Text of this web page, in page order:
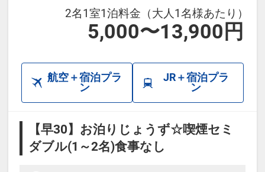
2名1室1泊料金（大人1名様あたり）
5,000〜13,900円
航空＋宿泊プラ
ン
JR＋宿泊プラ
ン
【早30】お泊りじょうず☆喫煙セミ
ダブル(1～2名)食事なし